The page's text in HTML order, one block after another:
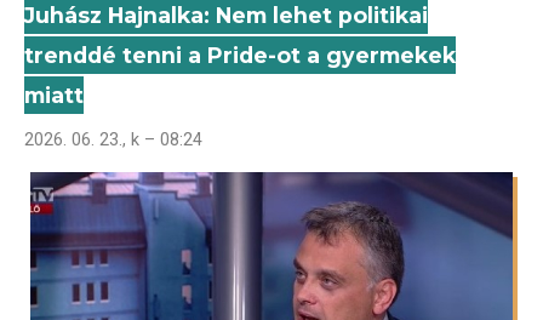
Juhász Hajnalka: Nem lehet politikai
trenddé tenni a Pride-ot a gyermekek
miatt
2026. 06. 23., k – 08:24